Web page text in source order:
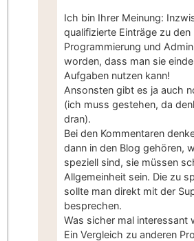
Ich bin Ihrer Meinung:
qualifizierte Einträge zu den
Programmierung und
worden, dass man sie
Aufgaben nutzen kann!
Ansonsten gibt es ja auch
(ich muss gestehen, da
dran).
Bei den Kommentaren
dann in den Blog gehören,
speziell sind, sie müssen
Allgemeinheit sein. Die zu
sollte man direkt mit der
besprechen.
Was sicher mal interessant
Ein Vergleich zu anderen